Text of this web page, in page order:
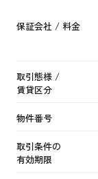
保証会社 / 料金
取引態様 /
賃貸区分
物件番号
取引条件の
有効期限